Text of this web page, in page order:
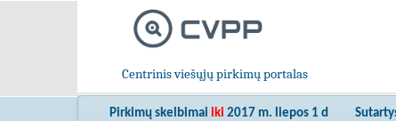
Centrinis viešųjų pirkimų portalas
Pirkimų skelbimai iki 2017 m. liepos 1 d